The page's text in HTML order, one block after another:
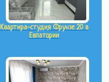
Квартира-студия Фрунзе 20 в
Евпатории